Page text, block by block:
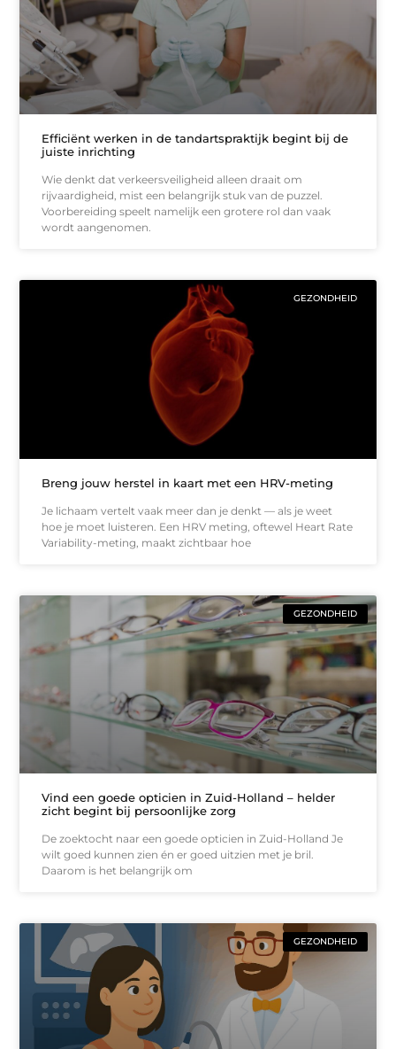
Efficiënt werken in de tandartspraktijk begint bij de
juiste inrichting
Wie denkt dat verkeersveiligheid alleen draait om
rijvaardigheid, mist een belangrijk stuk van de puzzel.
Voorbereiding speelt namelijk een grotere rol dan vaak
wordt aangenomen.
GEZONDHEID
Breng jouw herstel in kaart met een HRV-meting
Je lichaam vertelt vaak meer dan je denkt — als je weet
hoe je moet luisteren. Een HRV meting, oftewel Heart Rate
Variability-meting, maakt zichtbaar hoe
GEZONDHEID
Vind een goede opticien in Zuid-Holland – helder
zicht begint bij persoonlijke zorg
De zoektocht naar een goede opticien in Zuid-Holland Je
wilt goed kunnen zien én er goed uitzien met je bril.
Daarom is het belangrijk om
GEZONDHEID